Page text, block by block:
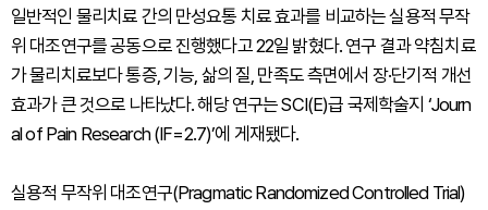
일반적인 물리치료 간의 만성요통 치료 효과를 비교하는 실용적 무작
위 대조연구를 공동으로 진행했다고 22일 밝혔다. 연구 결과 약침치료
가 물리치료보다 통증, 기능, 삶의 질, 만족도 측면에서 장·단기적 개선
효과가 큰 것으로 나타났다. 해당 연구는 SCI(E)급 국제학술지 ‘Journ
al of Pain Research (IF=2.7)’에 게재됐다.
실용적 무작위 대조연구(Pragmatic Randomized Controlled Trial)